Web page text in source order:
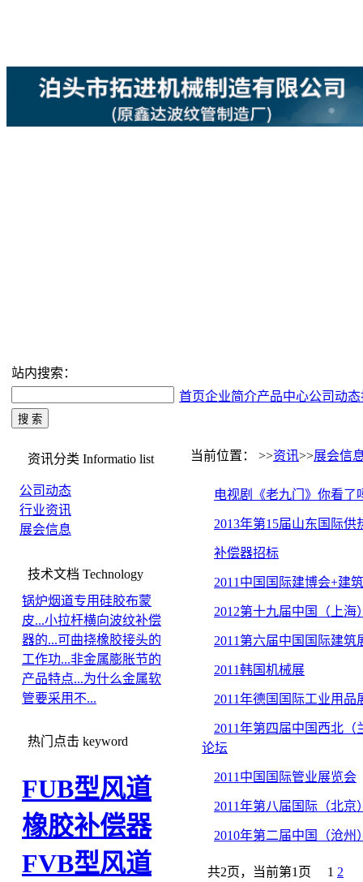
站内搜索：
首页企业简介产品中心公司动态
资讯分类 Informatio list
公司动态
行业资讯
展会信息
技术文档 Technology
锅炉烟道专用硅胶布蒙
皮...小拉杆横向波纹补偿
器的...可曲挠橡胶接头的
工作功...非金属膨胀节的
产品特点...为什么金属软
管要采用不...
热门点击 keyword
FUB型风道
橡胶补偿器
FVB型风道
当前位置： >>资讯>>展会信
电视剧《老九门》你看了
2013年第15届山东国际
补偿器招标
2011中国国际建博会+建
2012第十九届中国（上
2011第六届中国国际建筑
2011韩国机械展
2011年德国国际工业用
2011年第四届中国西北
论坛
2011中国国际管业展览会
2011年第八届国际（北京
2010年第二届中国（沧州
共2页，当前第1页 1 2